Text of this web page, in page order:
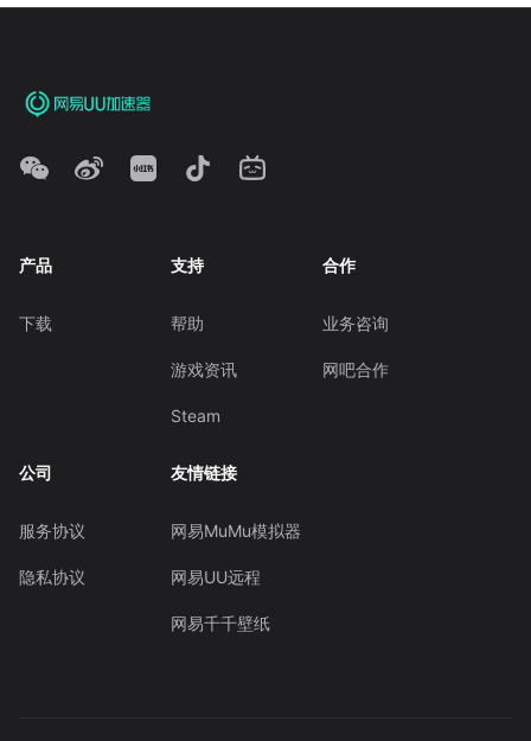
产品
下载
支持
帮助
游戏资讯
Steam
合作
业务咨询
网吧合作
公司
服务协议
隐私协议
友情链接
网易MuMu模拟器
网易UU远程
网易千千壁纸